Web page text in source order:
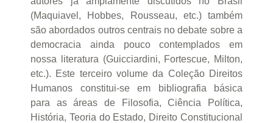
(Maquiavel, Hobbes, Rousseau, etc.) também
são abordados outros centrais no debate sobre a
democracia ainda pouco contemplados em
nossa literatura (Guicciardini, Fortescue, Milton,
etc.). Este terceiro volume da Coleção Direitos
Humanos constitui-se em bibliografia básica
para as áreas de Filosofia, Ciência Política,
História, Teoria do Estado, Direito Constitucional